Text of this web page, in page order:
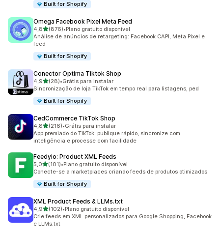
Built for Shopify
Omega Facebook Pixel Meta Feed
4,8de 5 estrelas
(876)
876 avaliações ao todo
•Plano gratuito disponível
Análise de anúncios de retargeting: Facebook CAPI, Meta Pixel e
feed
Built for Shopify
Conector Optima Tiktok Shop
4,9de 5 estrelas
(28)
28 avaliações ao todo
•Grátis para instalar
Sincronização de loja TikTok em tempo real para listagens, ped
Built for Shopify
CedCommerce TikTok Shop
4,8de 5 estrelas
(216)
216 avaliações ao todo
•Grátis para instalar
App premiado do TikTok: publique rápido, sincronize com
inteligência e processe com facilidade
Feedyio: Product XML Feeds
5,0de 5 estrelas
(101)
101 avaliações ao todo
•Plano gratuito disponível
Conecte-se a marketplaces criando feeds de produtos otimizados
Built for Shopify
XML Product Feeds & LLMs.txt
4,9de 5 estrelas
(102)
102 avaliações ao todo
•Plano gratuito disponível
Crie feeds em XML personalizados para Google Shopping, Facebook
e LLMs.txt